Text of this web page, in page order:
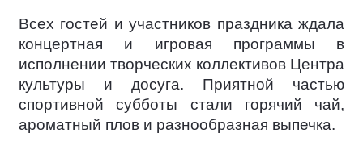
Всех гостей и участников праздника ждала
концертная и игровая программы в
исполнении творческих коллективов Центра
культуры и досуга. Приятной частью
спортивной субботы стали горячий чай,
ароматный плов и разнообразная выпечка.